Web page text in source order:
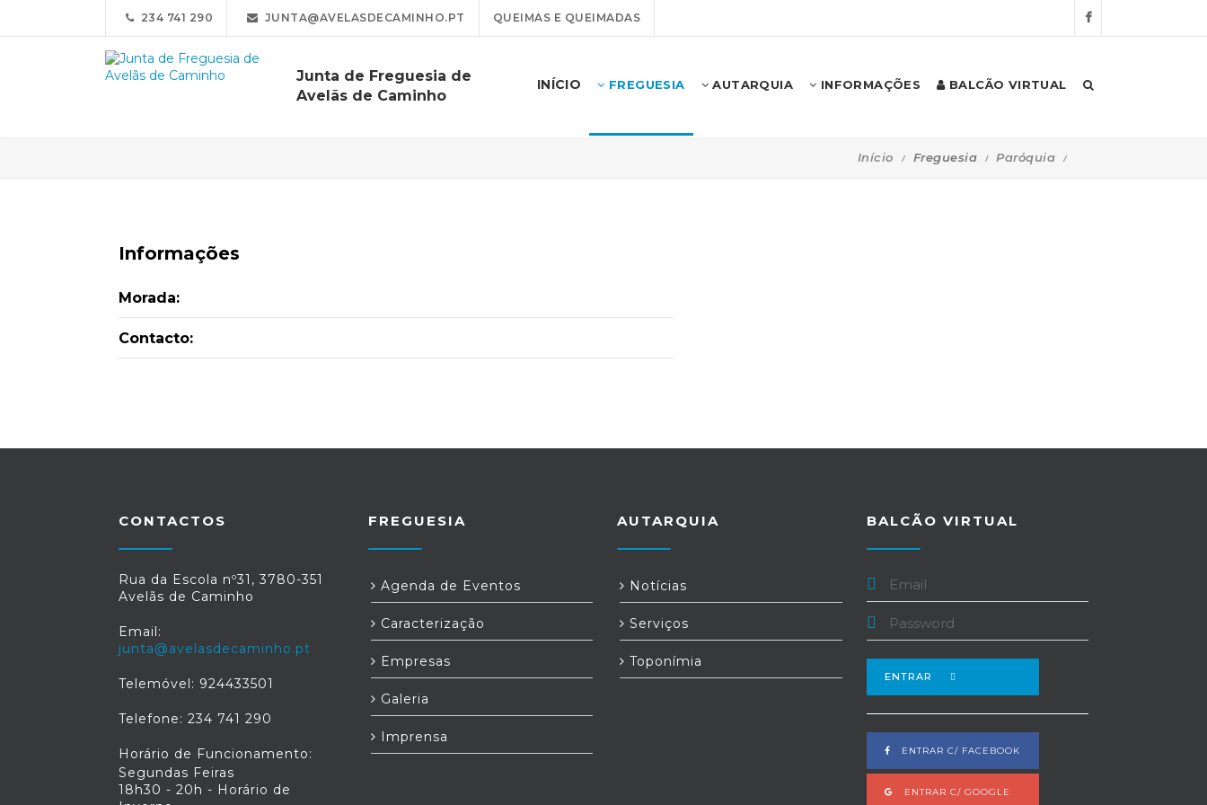
234 741 290 JUNTA@AVELASDECAMINHO.PT QUEIMAS E QUEIMADAS
Junta de Freguesia de
Avelãs de Caminho
INÍCIO FREGUESIA AUTARQUIA INFORMAÇÕES BALCÃO VIRTUAL
Início Freguesia Paróquia
Informações
Morada:
Contacto:
CONTACTOS
Rua da Escola nº31, 3780-351
Avelãs de Caminho
Email:
junta@avelasdecaminho.pt
Telemóvel: 924433501
Telefone: 234 741 290
Horário de Funcionamento:
Segundas Feiras
18h30 - 20h - Horário de
FREGUESIA
Agenda de Eventos
Caracterização
Empresas
Galeria
Imprensa
AUTARQUIA
Notícias
Serviços
Toponímia
BALCÃO VIRTUAL
ENTRAR
ENTRAR C/ FACEBOOK
ENTRAR C/ GOOGLE